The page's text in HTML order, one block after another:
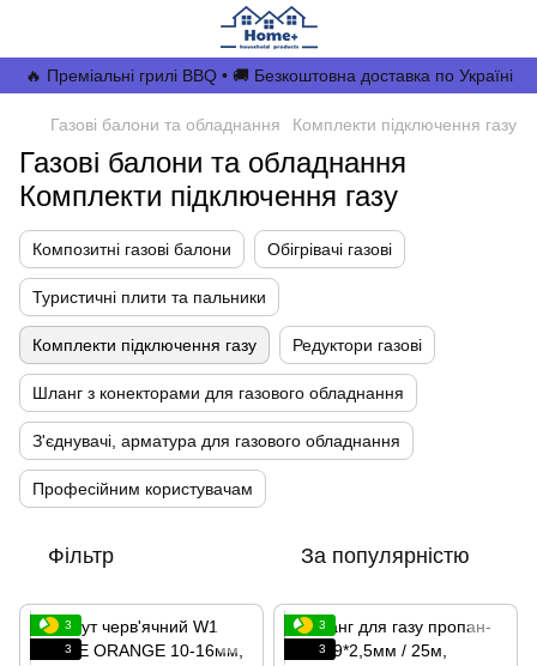
🔥 Преміальні грилі BBQ • 🚚 Безкоштовна доставка по Україні
Газові балони та обладнання Комплекти підключення газу
Газові балони та обладнання
Комплекти підключення газу
Композитні газові балони Обігрівачі газові
Туристичні плити та пальники
Комплекти підключення газу Редуктори газові
Шланг з конекторами для газового обладнання
З'єднувачі, арматура для газового обладнання
Професійним користувачам
Фільтр За популярністю
3
3
3
3